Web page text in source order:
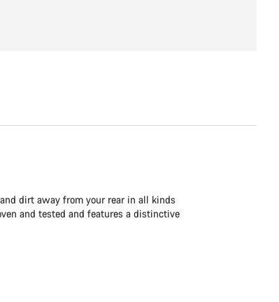
dirt away from your rear in all kinds
and tested and features a distinctive